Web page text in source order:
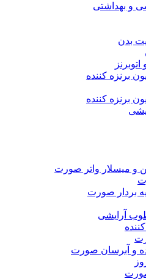
و بهداشتی
بدن
برنزه کننده
برنزه کننده
و میسلار واتر صورت
بردار صورت
آرایشی
و آبرسان صورت